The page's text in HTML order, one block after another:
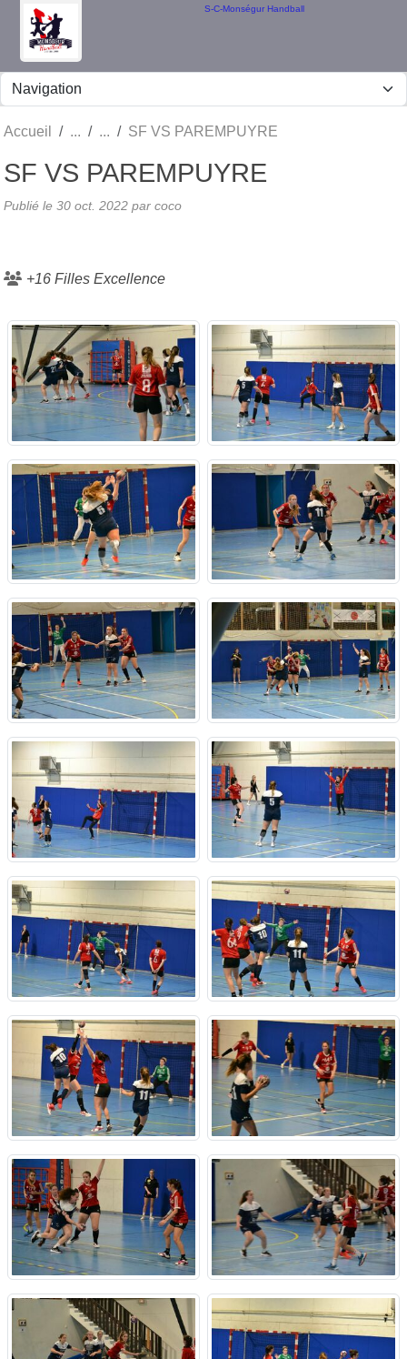
S-C-Monségur Handball
Accueil SF VS PAREMPUYRE
SF VS PAREMPUYRE
Publié le 30 oct. 2022 par coco
+16 Filles Excellence
Panneau de gestion des cookies